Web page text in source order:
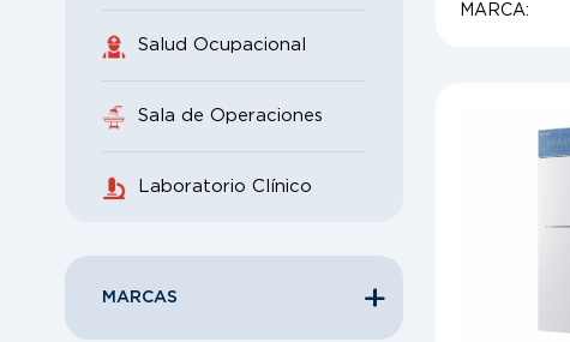
Salud Ocupacional
Sala de Operaciones
Laboratorio Clínico
MARCAS
MARCA: